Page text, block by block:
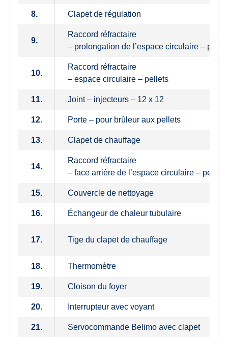
8. Clapet de régulation
9.
Raccord réfractaire
– prolongation de l’espace circulaire –
10.
Raccord réfractaire
– espace circulaire – pellets
11. Joint – injecteurs – 12 x 12
12. Porte – pour brûleur aux pellets
13. Clapet de chauffage
14.
Raccord réfractaire
– face arrière de l’espace circulaire – pellets
15. Couvercle de nettoyage
16. Échangeur de chaleur tubulaire
17. Tige du clapet de chauffage
18. Thermomètre
19. Cloison du foyer
20. Interrupteur avec voyant
21. Servocommande Belimo avec clapet